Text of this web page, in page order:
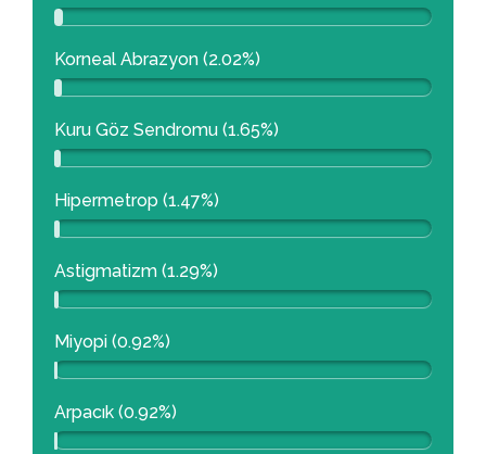
Korneal Abrazyon (2.02%)
Kuru Göz Sendromu (1.65%)
Hipermetrop (1.47%)
Astigmatizm (1.29%)
Miyopi (0.92%)
Arpacık (0.92%)